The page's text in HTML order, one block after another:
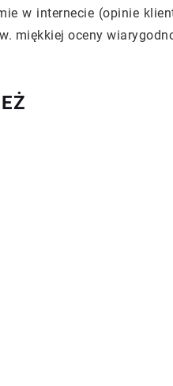
w internecie (opinie
miękkiej oceny